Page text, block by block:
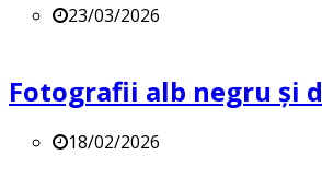
23/03/2026
Fotografii alb negru și
18/02/2026